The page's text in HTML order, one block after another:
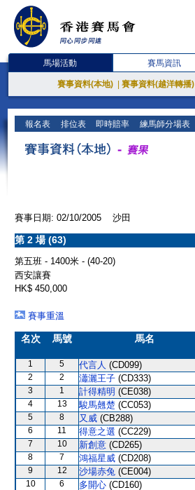
馬場活動 賽馬資訊
賽事資料(本地) 賽事資料(越洋轉播)
報名表 排位表 即時賠率 練馬師分場表
賽事日期: 02/10/2005 沙田
第 2 場 (63)
第五班 - 1400米 - (40-20)
西安讓賽
HK$ 450,000
賽事重溫
名次 馬號 馬名
1 5 代言人 (CD099)
2 2 瀟灑王子 (CD333)
3 1 計得精明 (CE038)
4 13 駿馬翹楚 (CC053)
5 8 又威 (CB288)
6 11 得意之選 (CC229)
7 10 新創意 (CD265)
8 7 鴻福星威 (CD208)
9 12 沙場赤兔 (CE004)
10 6 多開心 (CD160)